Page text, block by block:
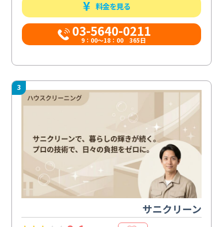
料金を見る
03-5640-0211
9：00～18：00 365日
3
サニクリーン